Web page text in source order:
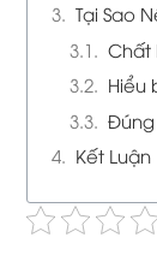
Tại Sao
Chất
Hiểu
Kết Luận